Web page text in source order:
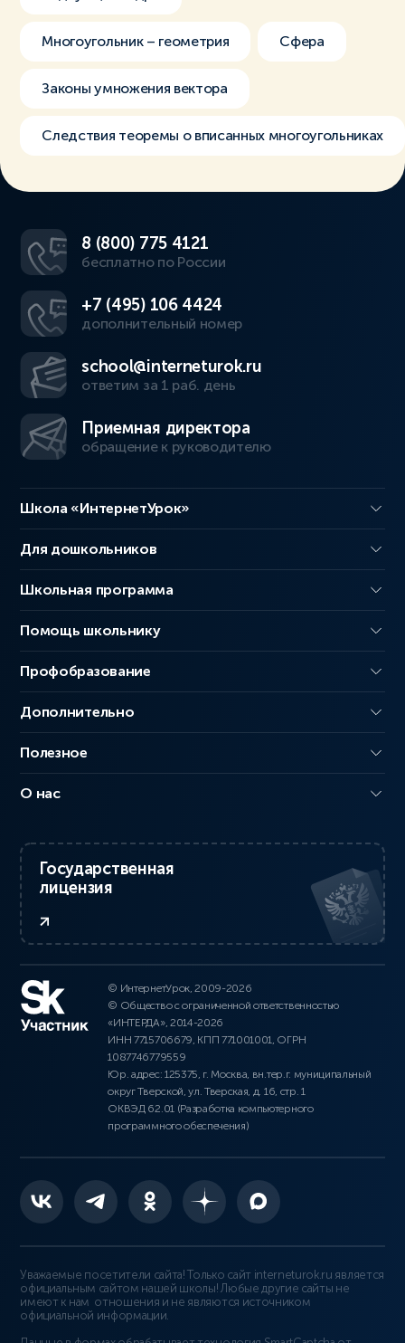
Многоугольник – геометрия Сфера
Законы умножения вектора
Следствия теоремы о вписанных многоугольниках
8 (800) 775 4121
бесплатно по России
+7 (495) 106 4424
дополнительный номер
school@interneturok.ru
ответим за 1 раб. день
Приемная директора
обращение к руководителю
Школа «ИнтернетУрок»
Для дошкольников
Школьная программа
Помощь школьнику
Профобразование
Дополнительно
Полезное
О нас
Государственная
лицензия
© ИнтернетУрок, 2009-2026
© Общество с ограниченной ответственностью
«ИНТЕРДА», 2014-2026
ИНН 7715706679, КПП 771001001, ОГРН
1087746779559
Юр. адрес: 125375, г. Москва, вн.тер.г. муниципальный
округ Тверской, ул. Тверская, д. 16, стр. 1
ОКВЭД 62.01 (Разработка компьютерного
программного обеспечения)
Уважаемые посетители сайта! Только сайт interneturok.ru является
официальным сайтом нашей школы! Любые другие сайты не
имеют к нам отношения и не являются источником
официальной информации.